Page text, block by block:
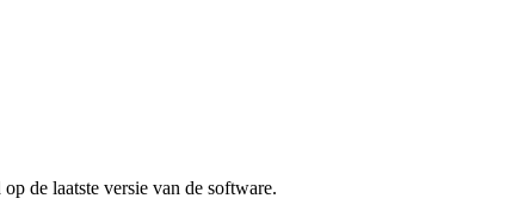
de laatste versie van de software.